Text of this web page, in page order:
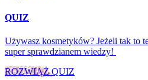
QUIZ
Używasz kosmetyków? Jeżeli tak to
super sprawdzianem wiedzy!
ROZWIĄŻ QUIZ